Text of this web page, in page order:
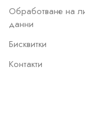
Обработване на
данни
Бисквитки
Контакти